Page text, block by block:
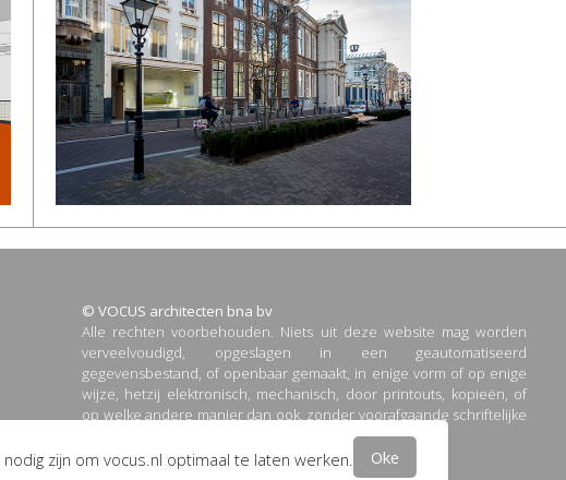
zijn om vocus.nl optimaal te laten werken. Oke
© VOCUS architecten bna bv
Alle rechten voorbehouden. Niets uit deze website mag worden
verveelvoudigd, opgeslagen in een geautomatiseerd
gegevensbestand, of openbaar gemaakt, in enige vorm of op enige
wijze, hetzij elektronisch, mechanisch, door printouts, kopieën, of
op welke andere manier dan ook, zonder voorafgaande schriftelijke
toestemming van VOCUS architecten bna bv.